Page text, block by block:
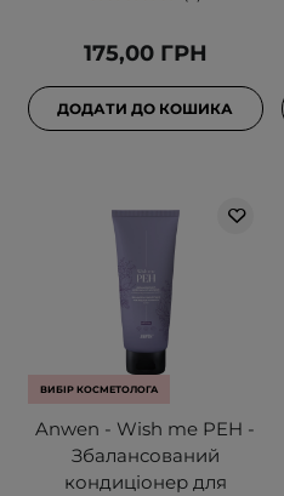
175,00 ГРН
ДОДАТИ ДО КОШИКА
ВИБІР КОСМЕТОЛОГА
Anwen - Wish me PEH -
Збалансований
кондиціонер для